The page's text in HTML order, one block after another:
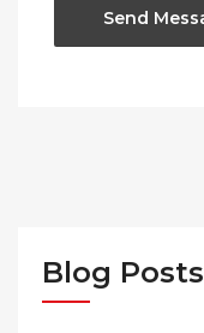
Blog Posts